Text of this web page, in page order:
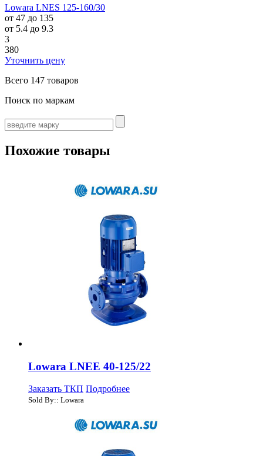
Lowara LNES 125-160/30
от 47 до 135
от 5.4 до 9.3
3
380
Уточнить цену
Всего 147 товаров
Поиск по маркам
Похожие товары
Lowara LNEE 40-125/22
Заказать ТКП Подробнее
Sold By:: Lowara